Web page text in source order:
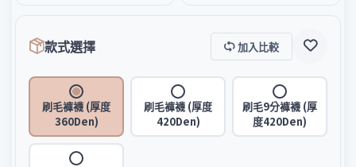
款式選擇 加入比較
刷毛褲襪 (厚度
360Den)
刷毛褲襪 (厚度
420Den)
刷毛9分褲襪 (厚
度420Den)